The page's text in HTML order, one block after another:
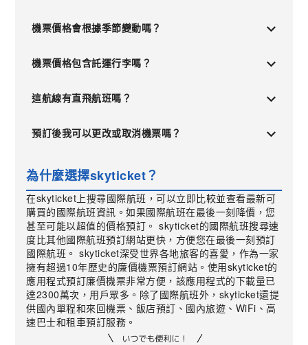
機票價格會根據季節變動嗎？
機票價格包含託運行李嗎？
這航線有直飛航班嗎？
預訂後我可以更改或取消機票嗎？
為什麼選擇skyticket？
在skyticket上搜尋國際航班，可以立即比較並查看最新可
購買的國際航班資訊。如果國際航班在最後一刻降價，您
甚至可能以超值的價格預訂。 skyticket的國際航班搜尋速
度比其他國際航班預訂網站更快，方便您在最後一刻預訂
國際航班。 skyticket深受世界各地旅客的喜愛，作為一家
擁有超過10年歷史的廉價機票預訂網站。使用skyticket的
應用程式預訂廉價機票非常方便，該應用程式的下載量已
達2300萬次，用戶眾多。除了國際航班外，skyticket還提
供國內單程和來回機票、飯店預訂、國內旅遊、WiFi、高
速巴士和租車預訂服務。